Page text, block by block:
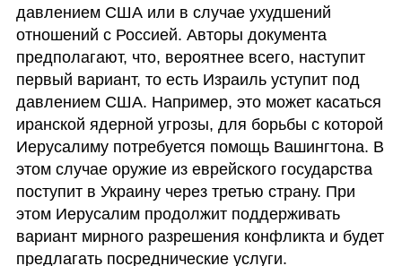
давлением США или в случае ухудшений
отношений с Россией. Авторы документа
предполагают, что, вероятнее всего, наступит
первый вариант, то есть Израиль уступит под
давлением США. Например, это может касаться
иранской ядерной угрозы, для борьбы с которой
Иерусалиму потребуется помощь Вашингтона. В
этом случае оружие из еврейского государства
поступит в Украину через третью страну. При
этом Иерусалим продолжит поддерживать
вариант мирного разрешения конфликта и будет
предлагать посреднические услуги.